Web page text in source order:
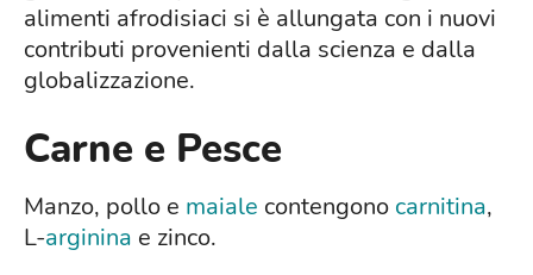
alimenti afrodisiaci si è allungata con i nuovi
contributi provenienti dalla scienza e dalla
globalizzazione.
Carne e Pesce
Manzo, pollo e maiale contengono carnitina,
L-arginina e zinco.